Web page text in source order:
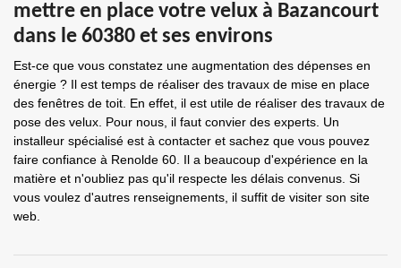
mettre en place votre velux à Bazancourt
dans le 60380 et ses environs
Est-ce que vous constatez une augmentation des dépenses en
énergie ? Il est temps de réaliser des travaux de mise en place
des fenêtres de toit. En effet, il est utile de réaliser des travaux de
pose des velux. Pour nous, il faut convier des experts. Un
installeur spécialisé est à contacter et sachez que vous pouvez
faire confiance à Renolde 60. Il a beaucoup d'expérience en la
matière et n'oubliez pas qu'il respecte les délais convenus. Si
vous voulez d'autres renseignements, il suffit de visiter son site
web.